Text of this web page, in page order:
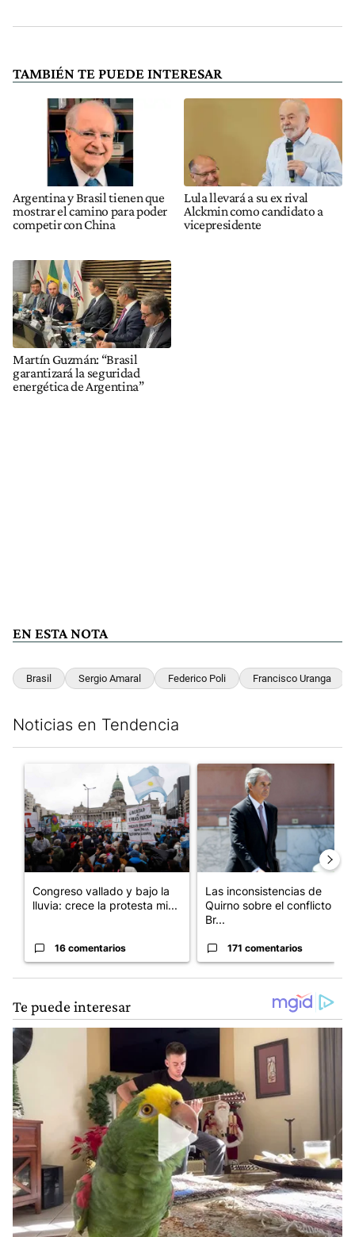
TAMBIÉN TE PUEDE INTERESAR
Argentina y Brasil tienen que
mostrar el camino para poder
competir con China
Lula llevará a su ex rival
Alckmin como candidato a
vicepresidente
Martín Guzmán: “Brasil
garantizará la seguridad
energética de Argentina”
EN ESTA NOTA
Brasil Sergio Amaral Federico Poli Francisco Uranga
Noticias en Tendencia
Un artículo de tendencia con el título "Congreso vallado y
Congreso vallado y bajo la
lluvia: crece la protesta mi...
16 comentarios
Un artículo de tendencia con
Las inconsistencias de
Quirno sobre el conflicto con
Br...
171 comentarios